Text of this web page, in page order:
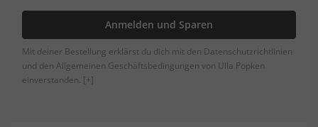
Anmelden und Sparen
Mit deiner Bestellung erklärst du dich mit den Datenschutzrichtlinien
und den Allgemeinen Geschäftsbedingungen von Ulla Popken
einverstanden. [+]